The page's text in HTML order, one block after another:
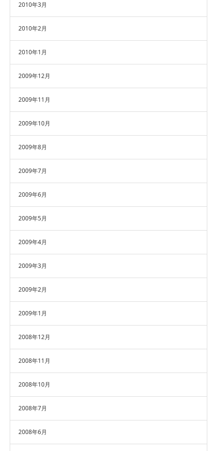
2010年3月
2010年2月
2010年1月
2009年12月
2009年11月
2009年10月
2009年8月
2009年7月
2009年6月
2009年5月
2009年4月
2009年3月
2009年2月
2009年1月
2008年12月
2008年11月
2008年10月
2008年7月
2008年6月